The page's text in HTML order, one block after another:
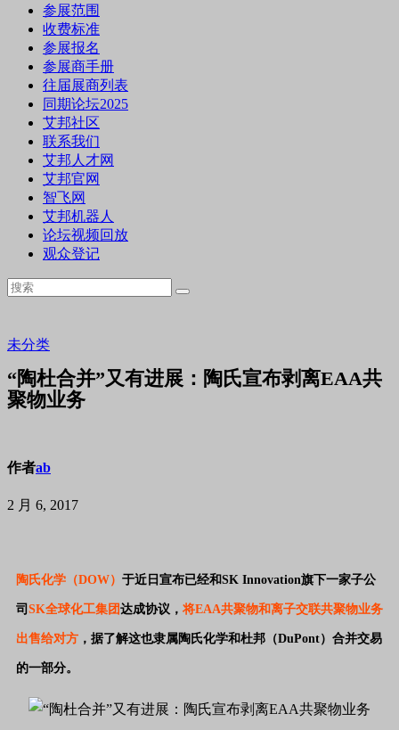
参展范围
收费标准
参展报名
参展商手册
往届展商列表
同期论坛2025
艾邦社区
联系我们
艾邦人才网
艾邦官网
智飞网
艾邦机器人
论坛视频回放
观众登记
未分类
“陶杜合并”又有进展：陶氏宣布剥离EAA共
聚物业务
作者ab
2 月 6, 2017
陶氏化学（DOW） 于近日宣布已经和SK Innovation旗下一家子公
司 SK全球化工集团达成协议， 将EAA共聚物和离子交联共聚物业务
出售给对方 ，据了解这也隶属陶氏化学和杜邦（DuPont）合并交易
的一部分。